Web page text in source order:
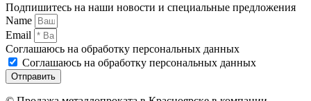
Подпишитесь на наши новости и специальные предложения
Name
Email
Соглашаюсь на обработку персональных данных
Соглашаюсь на обработку персональных данных
Отправить